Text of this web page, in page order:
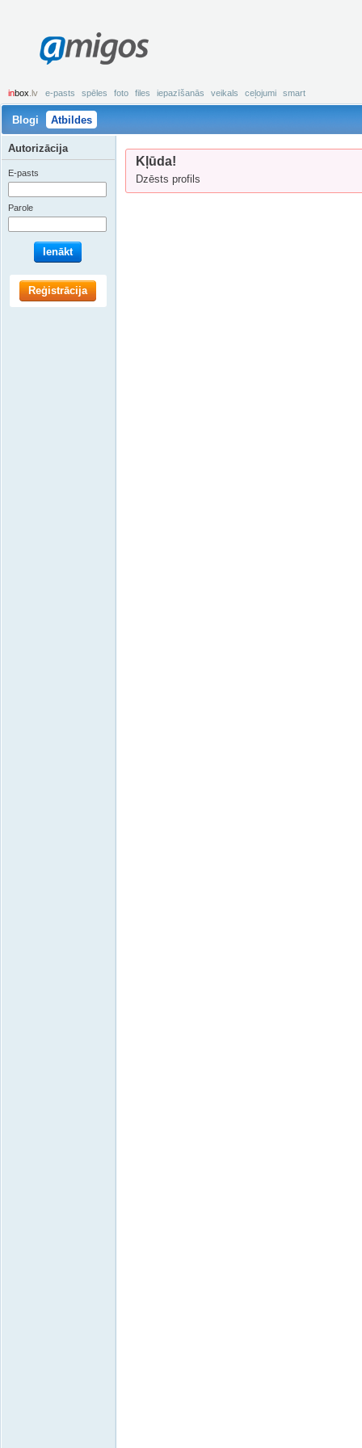
amigos
inbox .lv e-pasts spēles foto files iepazīšanās veikals ceļojumi smart
Blogi Atbildes
Kļūda!
Dzēsts profils
Autorizācija
E-pasts
Parole
Ienākt
Reģistrācija